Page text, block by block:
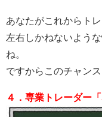
あなたがこれからト
左右しかねないよう
ね。
ですからこのチャン
４．専業トレーダー